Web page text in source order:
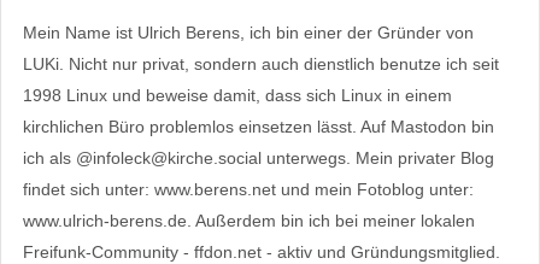
Mein Name ist Ulrich Berens, ich bin einer der Gründer von
LUKi. Nicht nur privat, sondern auch dienstlich benutze ich seit
1998 Linux und beweise damit, dass sich Linux in einem
kirchlichen Büro problemlos einsetzen lässt. Auf Mastodon bin
ich als @infoleck@kirche.social unterwegs. Mein privater Blog
findet sich unter: www.berens.net und mein Fotoblog unter:
www.ulrich-berens.de. Außerdem bin ich bei meiner lokalen
Freifunk-Community - ffdon.net - aktiv und Gründungsmitglied.